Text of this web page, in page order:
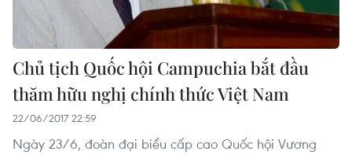
Chủ tịch Quốc hội Campuchia bắt đầu
thăm hữu nghị chính thức Việt Nam
22/06/2017 22:59
Ngày 23/6, đoàn đại biểu cấp cao Quốc hội Vương